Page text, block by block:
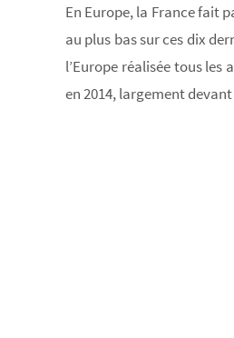
En Europe, la France fait
au plus bas sur ces dix
l’Europe réalisée tous les
en 2014, largement